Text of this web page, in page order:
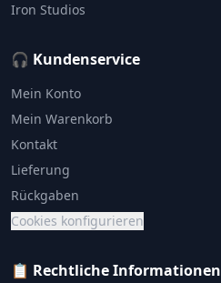
Iron Studios
🎧 Kundenservice
Mein Konto
Mein Warenkorb
Kontakt
Lieferung
Rückgaben
Cookies konfigurieren
📋 Rechtliche Informationen